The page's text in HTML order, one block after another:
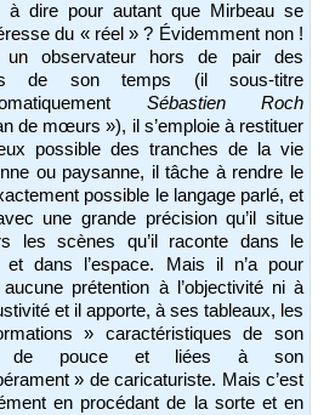
à dire pour autant que Mirbeau se
du « réel » ? Évidemment non !
un observateur hors de pair des
de son temps (il sous-titre
Sébastien Roch
de mœurs »), il s’emploie à restituer
possible des tranches de la vie
ou paysanne, il tâche à rendre le
possible le langage parlé, et
une grande précision qu’il situe
les scènes qu’il raconte dans le
et dans l’espace. Mais il n’a pour
aucune prétention à l’objectivité ni à
et il apporte, à ses tableaux, les
» caractéristiques de son
de pouce et liées à son
» de caricaturiste. Mais c’est
en procédant de la sorte et en